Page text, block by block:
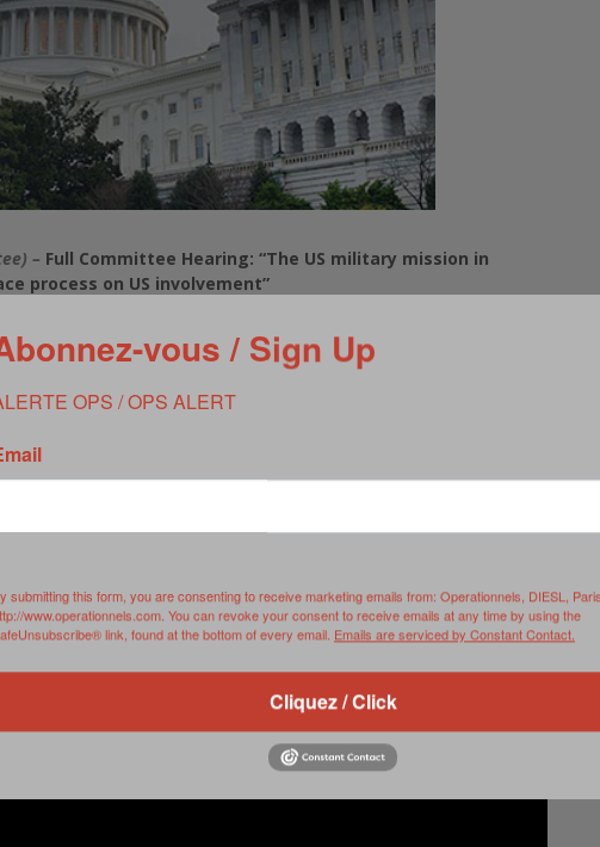
– Full Committee Hearing: “The US military mission in
process on US involvement”
from non-government witnesses on the situation in Afghanistan, US
the peace process on Afghanistan and US involvement there »
for International Peace
University;
Project;
Center for Strategic & International Studies
vous / Sign Up
OPS / OPS ALERT
submitting this form, you are consenting to receive marketing emails from: Operationnels, DIESL,
www.operationnels.com. You can revoke your consent to receive emails at any time by using the
link, found at the bottom of every email. Emails are serviced by Constant Contact.
Cliquez / Click